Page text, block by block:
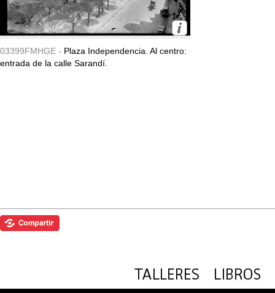
03399FMHGE - Plaza Independencia. Al centro:
entrada de la calle Sarandí.